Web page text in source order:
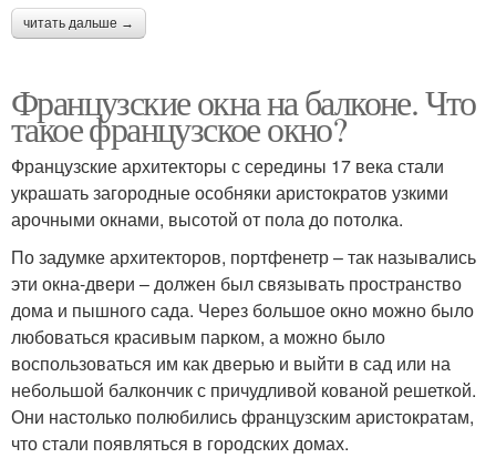
читать дальше →
Французские окна на балконе. Что
такое французское окно?
Французские архитекторы с середины 17 века стали
украшать загородные особняки аристократов узкими
арочными окнами, высотой от пола до потолка.
По задумке архитекторов, портфенетр – так назывались
эти окна-двери – должен был связывать пространство
дома и пышного сада. Через большое окно можно было
любоваться красивым парком, а можно было
воспользоваться им как дверью и выйти в сад или на
небольшой балкончик с причудливой кованой решеткой.
Они настолько полюбились французским аристократам,
что стали появляться в городских домах.